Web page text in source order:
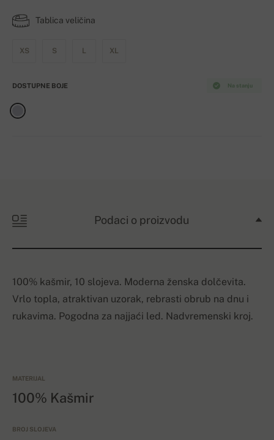
Tablica veličina
XS S L XL
Na stanju
DOSTUPNE BOJE
Podaci o proizvodu
100% kašmir, 10 slojeva. Moderna ženska dolčevita.
Vrlo topla, atraktivan uzorak, rebrasti obrub na dnu i
rukavima. Pogodna za najjaći led. Nadvremenski kroj.
MATERIJAL
100% Kašmir
BROJ SLOJEVA